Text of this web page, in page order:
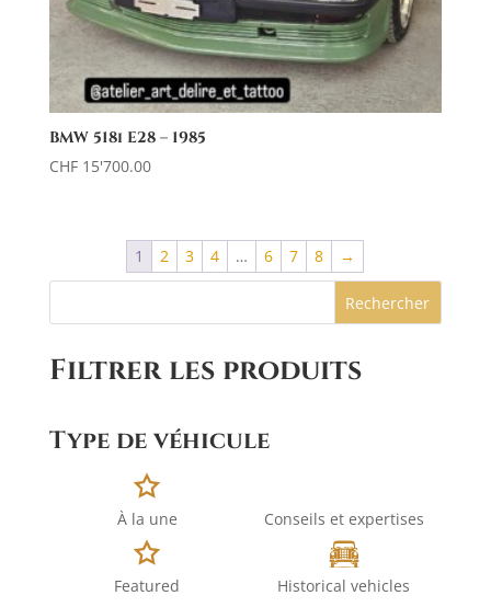
BMW 518i E28 – 1985
CHF15'700.00
1 2 3 4 … 6 7 8 →
Rechercher
Filtrer les produits
Type de véhicule
À la une Conseils et expertises
Featured Historical vehicles